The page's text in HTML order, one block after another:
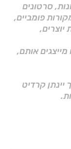
סרטונים
פומביים,
זכויות יוצרים,
אותם,
קרדיט